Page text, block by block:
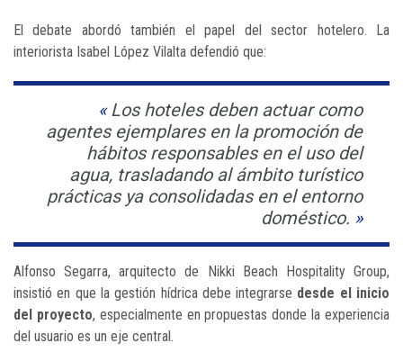
El debate abordó también el papel del sector hotelero. La
interiorista Isabel López Vilalta defendió que:
Los hoteles deben actuar como
agentes ejemplares en la promoción de
hábitos responsables en el uso del
agua, trasladando al ámbito turístico
prácticas ya consolidadas en el entorno
doméstico.
Alfonso Segarra, arquitecto de Nikki Beach Hospitality Group,
insistió en que la gestión hídrica debe integrarse desde el inicio
del proyecto, especialmente en propuestas donde la experiencia
del usuario es un eje central.